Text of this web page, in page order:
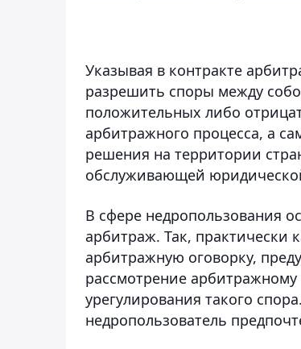
Указывая в контракте
разрешить споры между
положительных либо
арбитражного процесса, а
решения на территории
обслуживающей
В сфере недропользования
арбитраж. Так, практически
арбитражную оговорку,
рассмотрение арбитражному
урегулирования такого
недропользователь